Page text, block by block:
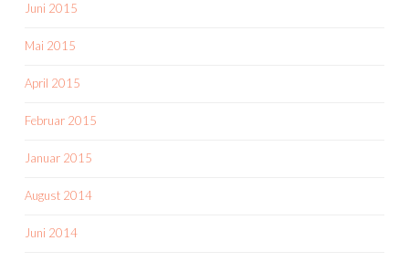
Juni 2015
Mai 2015
April 2015
Februar 2015
Januar 2015
August 2014
Juni 2014